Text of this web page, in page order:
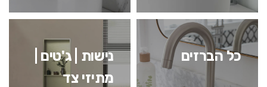
כל הברזים
נישות | ג'טים |
מתיזי צד